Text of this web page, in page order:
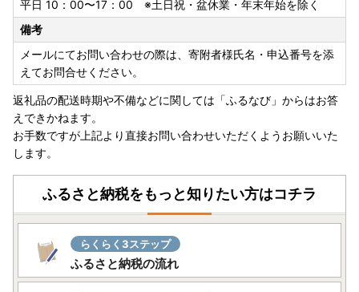
◆お問い合わせは窓口対応日に順次ご返信いたします。
◆返礼品の発送については、各ページの記載内容をご確認く
ださい。
◆返礼品ページに記載の納期よりお時間をいただく場合がご
ざいます。
【窓口対応日：土日祝除く平日10時～17時】
■お申込みについて
・申込み後の変更・キャンセル、熨斗や日付指定等は受付で
きません
・寄付者様及び送付先様の都合（住所不明や不在等含む）に
礼品の再送は致しません。
あらかじめご了承ください。
長期不在のご予定やご住所変更などございましたら、必ず運
平日 10：00〜17：00 ※土日祝・盆休業・年末年始を除く
備考
メールにてお問い合わせの際は、寄附者様氏名・申込番号を添
えてお問合せください。
返礼品の配送時期や不備などに関しては「ふるなび」からはお答
えできかねます。
お手数ですが上記より直接お問い合わせいただくようお願いいた
します。
ふるさと納税をもっと知りたい方はコチラ
らくらく3ステップ
ふるさと納税の流れ